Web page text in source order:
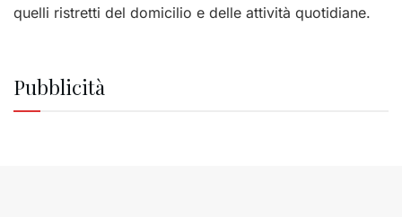
quelli ristretti del domicilio e delle attività quotidiane.
Pubblicità